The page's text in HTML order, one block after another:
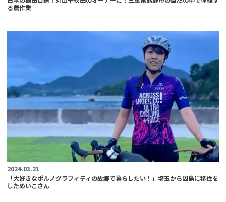
る農作業
2024.03.21
「大好きなポルノグラフィティの故郷で暮らしたい！」埼玉から因島に移住を
しためいこさん